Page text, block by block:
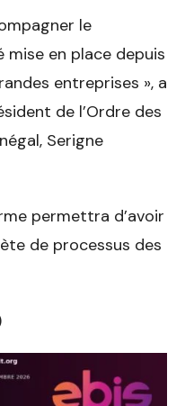
le
mise en place depuis
entreprises », a
de l’Ordre des
Serigne
permettra d’avoir
de processus des